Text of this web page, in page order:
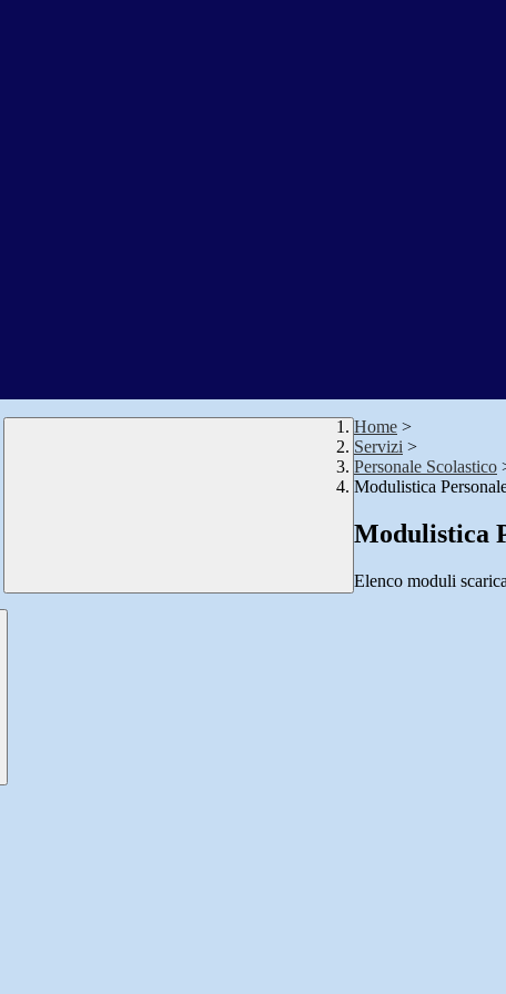
Home >
Servizi >
Personale Scolastico
Modulistica
Modulistica
Elenco moduli